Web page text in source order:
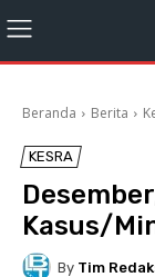
Beranda Berita
KESRA
Kasus/
By Tim